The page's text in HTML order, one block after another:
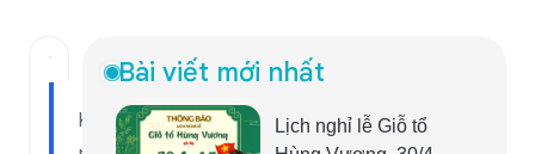
Khả
Bài viết mới nhất
Lịch nghỉ lễ Giỗ tổ